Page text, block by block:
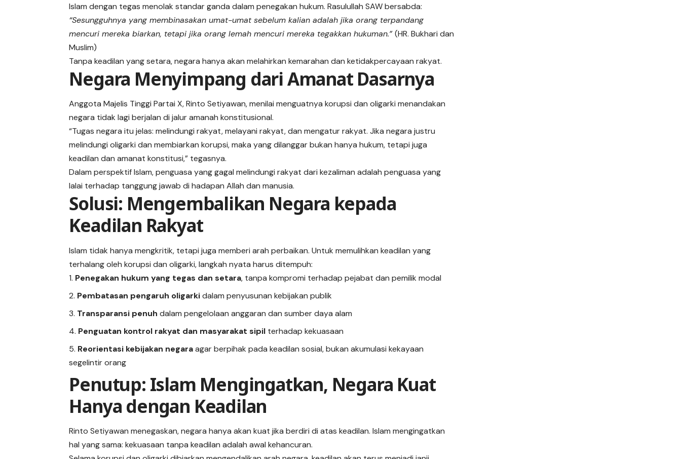
Islam dengan tegas menolak standar ganda dalam penegakan hukum. Rasulullah SAW bersabda:
“Sesungguhnya yang membinasakan umat-umat sebelum kalian adalah jika orang terpandang
mencuri mereka biarkan, tetapi jika orang lemah mencuri mereka tegakkan hukuman.”(HR. Bukhari dan
Muslim)
Tanpa keadilan yang setara, negara hanya akan melahirkan kemarahan dan ketidakpercayaan rakyat.
Negara Menyimpang dari Amanat Dasarnya
Anggota Majelis Tinggi Partai X, Rinto Setiyawan, menilai menguatnya korupsi dan oligarki menandakan
negara tidak lagi berjalan di jalur amanah konstitusional.
“Tugas negara itu jelas: melindungi rakyat, melayani rakyat, dan mengatur rakyat. Jika negara justru
melindungi oligarki dan membiarkan korupsi, maka yang dilanggar bukan hanya hukum, tetapi juga
keadilan dan amanat konstitusi,” tegasnya.
Dalam perspektif Islam, penguasa yang gagal melindungi rakyat dari kezaliman adalah penguasa yang
lalai terhadap tanggung jawab di hadapan Allah dan manusia.
Solusi: Mengembalikan Negara kepada
Keadilan Rakyat
Islam tidak hanya mengkritik, tetapi juga memberi arah perbaikan. Untuk memulihkan keadilan yang
terhalang oleh korupsi dan oligarki, langkah nyata harus ditempuh:
Penegakan hukum yang tegas dan setara, tanpa kompromi terhadap pejabat dan pemilik modal
Pembatasan pengaruh oligarkidalam penyusunan kebijakan publik
Transparansi penuh dalam pengelolaan anggaran dan sumber daya alam
Penguatan kontrol rakyat dan masyarakat sipil terhadap kekuasaan
Reorientasi kebijakan negaraagar berpihak pada keadilan sosial, bukan akumulasi kekayaan
segelintir orang
Penutup: Islam Mengingatkan, Negara Kuat
Hanya dengan Keadilan
Rinto Setiyawan menegaskan, negara hanya akan kuat jika berdiri di atas keadilan. Islam mengingatkan
hal yang sama: kekuasaan tanpa keadilan adalah awal kehancuran.